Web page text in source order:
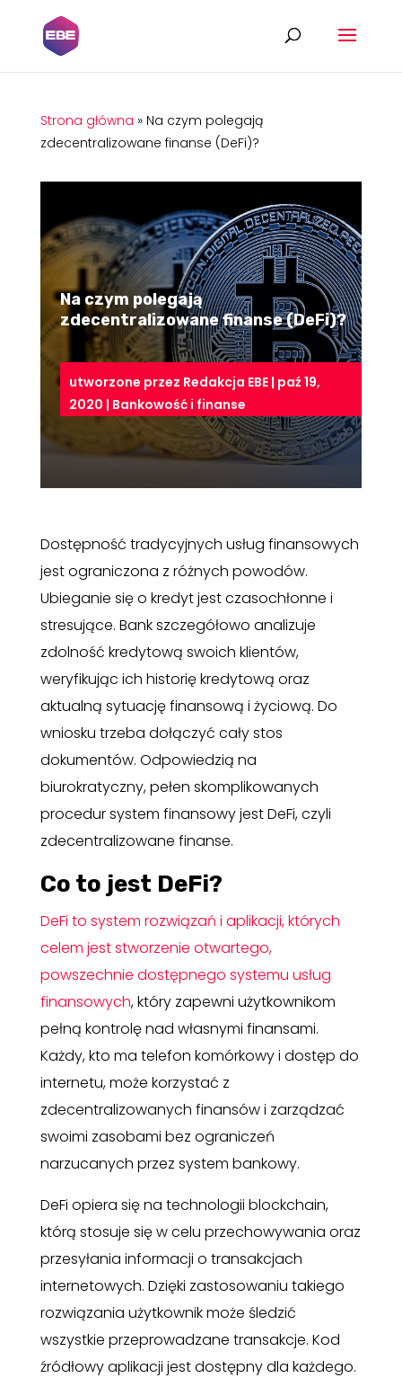
Strona główna » Na czym polegają
zdecentralizowane finanse (DeFi)?
Na czym polegają
zdecentralizowane finanse (DeFi)?
utworzone przez Redakcja EBE | paź 19,
2020 | Bankowość i finanse
Dostępność tradycyjnych usług finansowych
jest ograniczona z różnych powodów.
Ubieganie się o kredyt jest czasochłonne i
stresujące. Bank szczegółowo analizuje
zdolność kredytową swoich klientów,
weryfikując ich historię kredytową oraz
aktualną sytuację finansową i życiową. Do
wniosku trzeba dołączyć cały stos
dokumentów. Odpowiedzią na
biurokratyczny, pełen skomplikowanych
procedur system finansowy jest DeFi, czyli
zdecentralizowane finanse.
Co to jest DeFi?
DeFi to system rozwiązań i aplikacji, których
celem jest stworzenie otwartego,
powszechnie dostępnego systemu usług
finansowych, który zapewni użytkownikom
pełną kontrolę nad własnymi finansami.
Każdy, kto ma telefon komórkowy i dostęp do
internetu, może korzystać z
zdecentralizowanych finansów i zarządzać
swoimi zasobami bez ograniczeń
narzucanych przez system bankowy.
DeFi opiera się na technologii blockchain,
którą stosuje się w celu przechowywania oraz
przesyłania informacji o transakcjach
internetowych. Dzięki zastosowaniu takiego
rozwiązania użytkownik może śledzić
wszystkie przeprowadzane transakcje. Kod
źródłowy aplikacji jest dostępny dla każdego.